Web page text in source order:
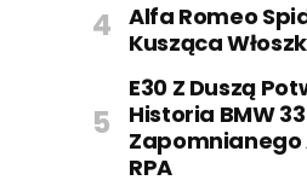
Alfa Romeo
Kusząca
E30 Z Duszą
Historia BMW
Zapomnianego
RPA